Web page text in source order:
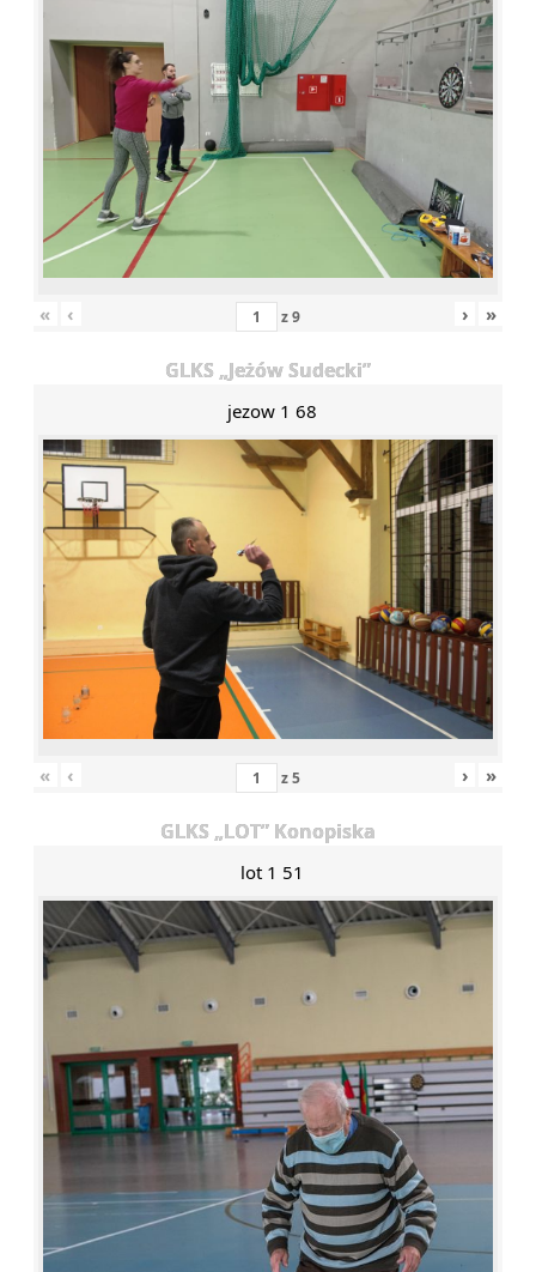
« ‹ z9 › »
GLKS „Jeżów Sudecki”
jezow 1 68
« ‹ z5 › »
GLKS „LOT” Konopiska
lot 1 51